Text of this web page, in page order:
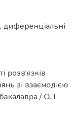
, диференціальні
розв'язків
зі взаємодією
/ О. І.